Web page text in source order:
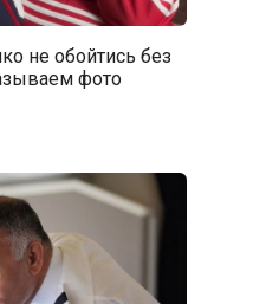
не обойтись без
фото